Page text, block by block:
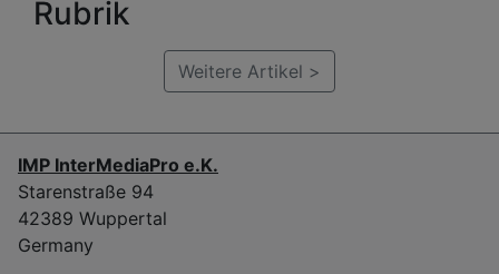
Rubrik
Weitere Artikel >
IMP InterMediaPro e.K.
Starenstraße 94
42389 Wuppertal
Germany